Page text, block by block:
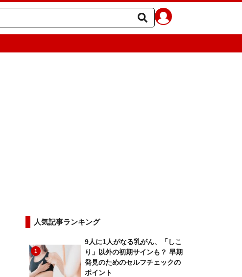
人気記事ランキング
1
9人に1人がなる乳がん、「しこ
り」以外の初期サインも？ 早期
発見のためのセルフチェックの
ポイント